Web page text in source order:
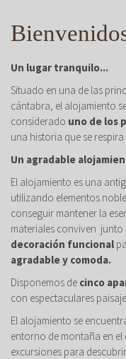
Un lugar tranquilo...
Situado en una de las
cántabra, el alojamiento
considerado uno de los
una historia que se
Un agradable
El alojamiento es una
utilizando elementos
conseguir mantener la
materiales conviven junto
decoración funcional
agradable y comoda.
Disponemos de cinco
con espectaculares
El alojamiento se
entorno de montaña en
excursiones para